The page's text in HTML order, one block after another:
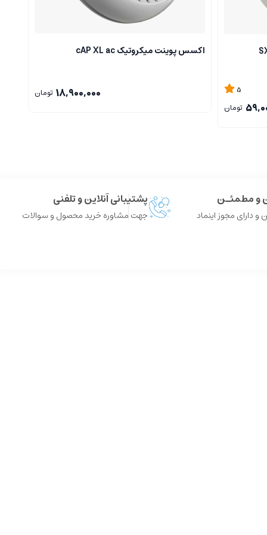
5
تومان
اکسس پوینت میکروتیک cAP XL ac
18,900,000 تومان
و مطمئـن
و دارای مجوز اینماد
پشتیبانی آنلاین و تلفنی
جهت مشاوره خرید محصول و سوالات